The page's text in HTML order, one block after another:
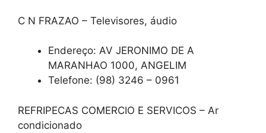
C N FRAZAO – Televisores, áudio
Endereço: AV JERONIMO DE A
MARANHAO 1000, ANGELIM
Telefone: (98) 3246 – 0961
REFRIPECAS COMERCIO E SERVICOS – Ar
condicionado